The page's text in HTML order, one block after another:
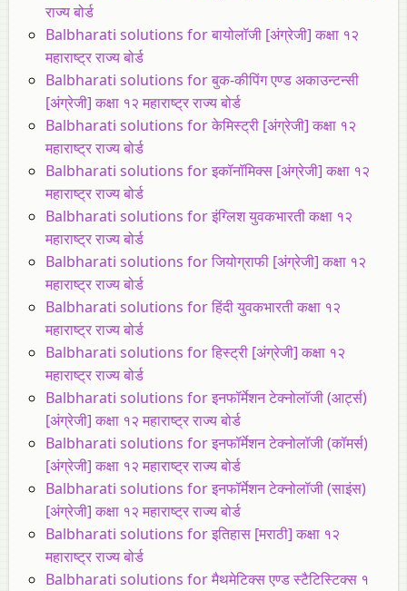
राज्य बोर्ड
Balbharati solutions for बायोलॉजी [अंग्रेजी] कक्षा १२
महाराष्ट्र राज्य बोर्ड
Balbharati solutions for बुक-कीपिंग एण्ड अकाउन्टन्सी
[अंग्रेजी] कक्षा १२ महाराष्ट्र राज्य बोर्ड
Balbharati solutions for केमिस्ट्री [अंग्रेजी] कक्षा १२
महाराष्ट्र राज्य बोर्ड
Balbharati solutions for इकॉनॉमिक्स [अंग्रेजी] कक्षा १२
महाराष्ट्र राज्य बोर्ड
Balbharati solutions for इंग्लिश युवकभारती कक्षा १२
महाराष्ट्र राज्य बोर्ड
Balbharati solutions for जियोग्राफी [अंग्रेजी] कक्षा १२
महाराष्ट्र राज्य बोर्ड
Balbharati solutions for हिंदी युवकभारती कक्षा १२
महाराष्ट्र राज्य बोर्ड
Balbharati solutions for हिस्ट्री [अंग्रेजी] कक्षा १२
महाराष्ट्र राज्य बोर्ड
Balbharati solutions for इनफॉर्मेशन टेक्नोलॉजी (आर्ट्स)
[अंग्रेजी] कक्षा १२ महाराष्ट्र राज्य बोर्ड
Balbharati solutions for इनफॉर्मेशन टेक्नोलॉजी (कॉमर्स)
[अंग्रेजी] कक्षा १२ महाराष्ट्र राज्य बोर्ड
Balbharati solutions for इनफॉर्मेशन टेक्नोलॉजी (साइंस)
[अंग्रेजी] कक्षा १२ महाराष्ट्र राज्य बोर्ड
Balbharati solutions for इतिहास [मराठी] कक्षा १२
महाराष्ट्र राज्य बोर्ड
Balbharati solutions for मैथमेटिक्स एण्ड स्टैटिस्टिक्स १